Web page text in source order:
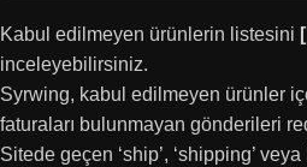
Kabul edilmeyen ürünlerin listesini [
inceleyebilirsiniz.
Syrwing, kabul edilmeyen ürünler
faturaları bulunmayan gönderileri
Sitede geçen ‘ship’, ‘shipping’